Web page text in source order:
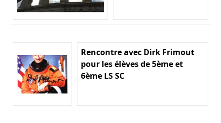
Rencontre avec Dirk Frimout
pour les élèves de 5ème et
6ème LS SC